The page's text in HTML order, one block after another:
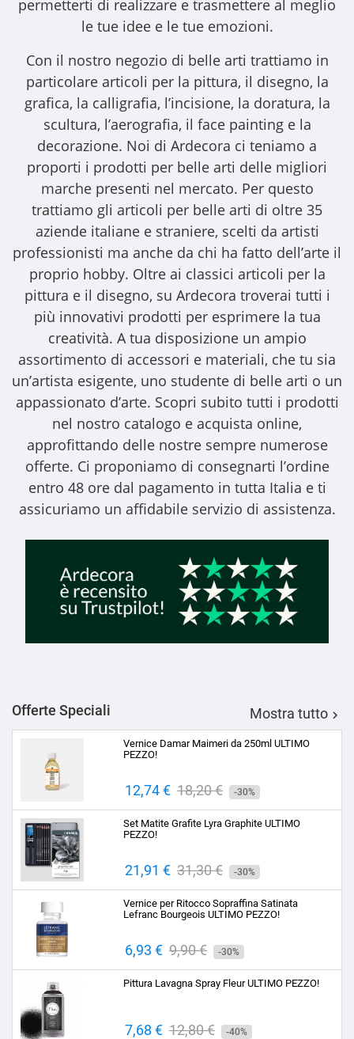
permetterti di realizzare e trasmettere al meglio
le tue idee e le tue emozioni.
Con il nostro negozio di belle arti trattiamo in
particolare articoli per la pittura, il disegno, la
grafica, la calligrafia, l’incisione, la doratura, la
scultura, l’aerografia, il face painting e la
decorazione. Noi di Ardecora ci teniamo a
proporti i prodotti per belle arti delle migliori
marche presenti nel mercato. Per questo
trattiamo gli articoli per belle arti di oltre 35
aziende italiane e straniere, scelti da artisti
professionisti ma anche da chi ha fatto dell’arte il
proprio hobby. Oltre ai classici articoli per la
pittura e il disegno, su Ardecora troverai tutti i
più innovativi prodotti per esprimere la tua
creatività. A tua disposizione un ampio
assortimento di accessori e materiali, che tu sia
un’artista esigente, uno studente di belle arti o un
appassionato d’arte. Scopri subito tutti i prodotti
nel nostro catalogo e acquista online,
approfittando delle nostre sempre numerose
offerte. Ci proponiamo di consegnarti l’ordine
entro 48 ore dal pagamento in tutta Italia e ti
assicuriamo un affidabile servizio di assistenza.
Offerte Speciali Mostra tutto 
Vernice Damar Maimeri da 250ml ULTIMO
PEZZO!
Prezzo
12,74 € Prezzo
base
18,20 € -30%
Set Matite Grafite Lyra Graphite ULTIMO
PEZZO!
Prezzo
21,91 € Prezzo
base
31,30 € -30%
Vernice per Ritocco Sopraffina Satinata
Lefranc Bourgeois ULTIMO PEZZO!
Prezzo
6,93 € Prezzo
base
9,90 € -30%
Pittura Lavagna Spray Fleur ULTIMO PEZZO!
Prezzo
7,68 € Prezzo
12,80 € -40%